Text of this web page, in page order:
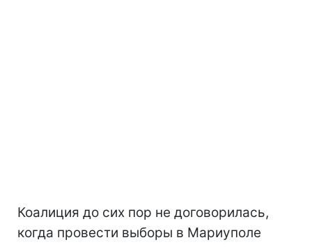
Коалиция до сих пор не договорилась,
когда провести выборы в Мариуполе